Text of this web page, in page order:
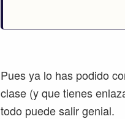
Pues ya lo has podido
clase (y que tienes
todo puede salir genial.